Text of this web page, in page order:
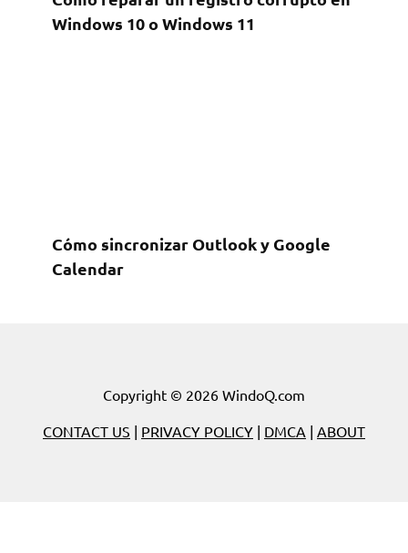
Windows 10 o Windows 11
Cómo sincronizar Outlook y Google
Calendar
Copyright © 2026 WindoQ.com
CONTACT US | PRIVACY POLICY | DMCA | ABOUT